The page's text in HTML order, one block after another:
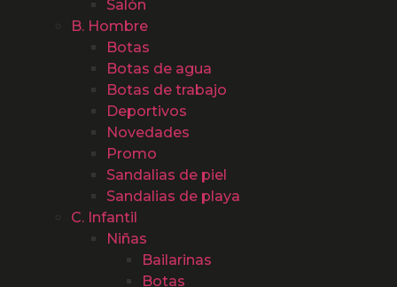
Salón
B. Hombre
Botas
Botas de agua
Botas de trabajo
Deportivos
Novedades
Promo
Sandalias de piel
Sandalias de playa
C. Infantil
Niñas
Bailarinas
Botas